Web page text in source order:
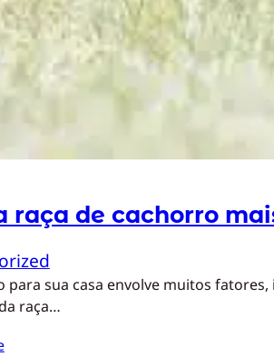
raça de cachorro
para sua casa envolve muitos
raça…